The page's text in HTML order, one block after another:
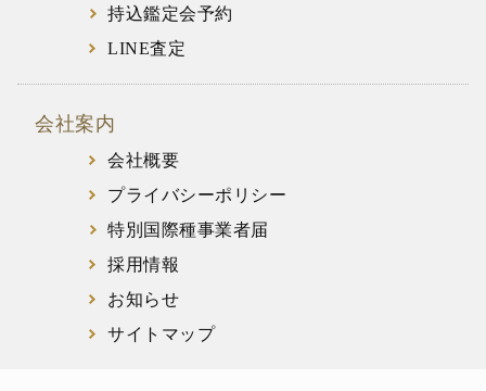
持込鑑定会予約
LINE査定
会社案内
会社概要
プライバシーポリシー
特別国際種事業者届
採用情報
お知らせ
サイトマップ